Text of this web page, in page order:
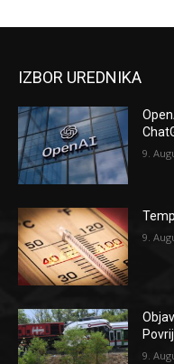
IZBOR UREDNIKA
9.
9.
9.